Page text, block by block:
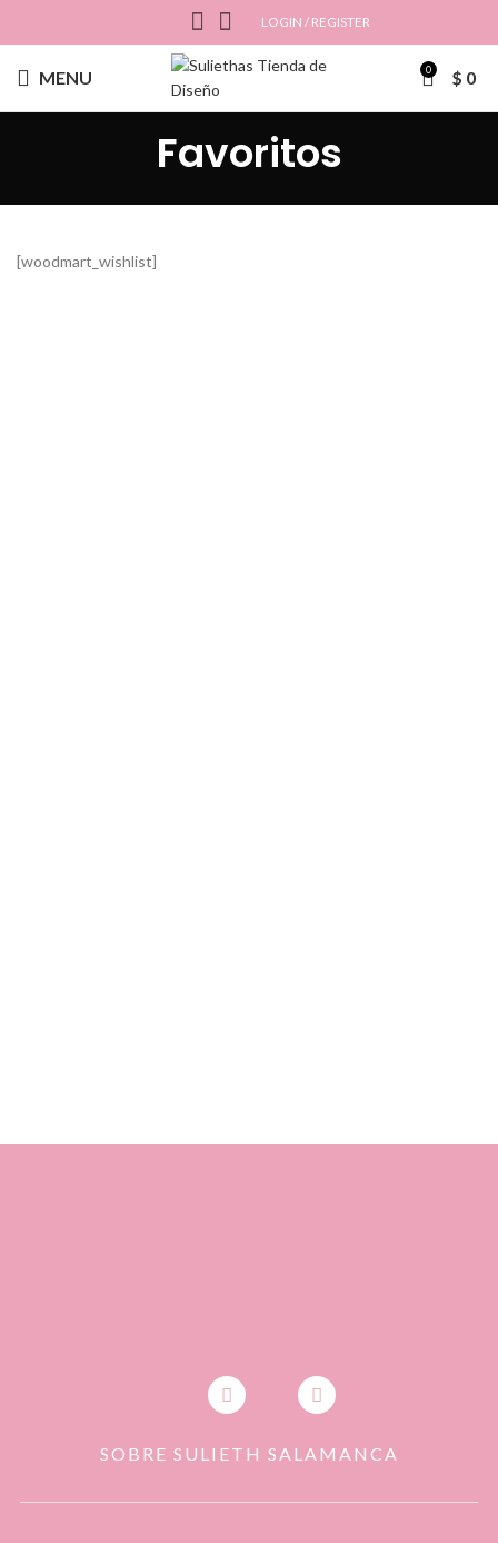
LOGIN / REGISTER
MENU 0 $ 0
Favoritos
[woodmart_wishlist]
SOBRE SULIETH SALAMANCA